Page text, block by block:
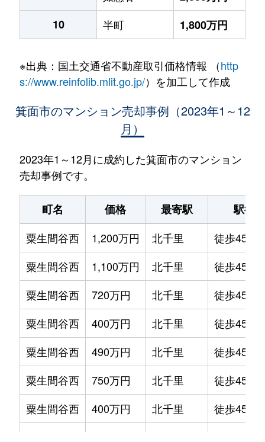
10
半町 1,800万円
※出典：国土交通省不動産取引価格情報 （http
s://www.reinfolib.mlit.go.jp/）を加工して作成
箕面市のマンション売却事例（2023年1～12
月）
2023年1～12月に成約した箕面市のマンション
売却事例です。
町名 価格 最寄駅
駅徒歩
粟生間谷西
1,200万円 北千里
徒歩45分
粟生間谷西
1,100万円 北千里
徒歩45分
粟生間谷西
720万円 北千里
徒歩45分
粟生間谷西
400万円 北千里
徒歩45分
粟生間谷西
490万円 北千里
徒歩45分
粟生間谷西
750万円 北千里
徒歩45分
粟生間谷西
400万円 北千里
徒歩45分